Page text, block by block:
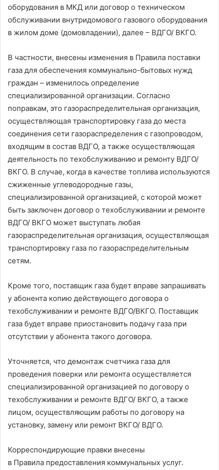
оборудования в МКД или договор о техническом
обслуживании внутридомового газового оборудования
в жилом доме (домовладении), далее – ВДГО/ ВКГО.
В частности, внесены изменения в Правила поставки
газа для обеспечения коммунально-бытовых нужд
граждан – изменилось определение
специализированной организации. Согласно
поправкам, это газораспределительная организация,
осуществляющая транспортировку газа до места
соединения сети газораспределения с газопроводом,
входящим в состав ВДГО, а также осуществляющая
деятельность по техобслуживанию и ремонту ВДГО/
ВКГО. В случае, когда в качестве топлива используются
сжиженные углеводородные газы,
специализированной организацией, с которой может
быть заключен договор о техобслуживании и ремонте
ВДГО/ ВКГО может выступать любая
газораспределительная организация, осуществляющая
транспортировку газа по газораспределительным
сетям.
Кроме того, поставщик газа будет вправе запрашивать
у абонента копию действующего договора о
техобслуживании и ремонте ВДГО/ВКГО. Поставщик
газа будет вправе приостановить подачу газа при
отсутствии у абонента такого договора.
Уточняется, что демонтаж счетчика газа для
проведения поверки или ремонта осуществляется
специализированной организацией по договору о
техобслуживании и ремонте ВДГО/ ВКГО, а также
лицом, осуществляющим работы по договору на
установку, замену или ремонт ВКГО/ ВДГО.
Корреспондирующие правки внесены
в Правила предоставления коммунальных услуг.